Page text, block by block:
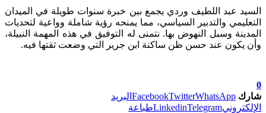
السيد عبد اللطيف وردي يجمع بين خبرة سنوات طويلة في الميدان
التعليمي والتدبير السياسي، مما يمنحه رؤية شاملة وواعية لتحديات
المدينة وسبل النهوض بها. نتمنى له التوفيق في هذه المهمة النبيلة،
وأن يكون عند حسن ظن ساكنة ابن جرير التي وضعت ثقتها فيه.
0
شارك
FacebookTwitterWhatsApp
البريد
الإلكتروني
LinkedinTelegram طباعة